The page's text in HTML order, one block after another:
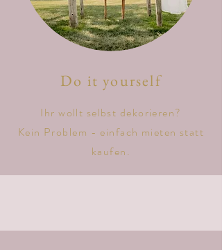
Do it yourself
Ihr wollt selbst dekorieren?
Kein Problem - einfach mieten statt
kaufen.